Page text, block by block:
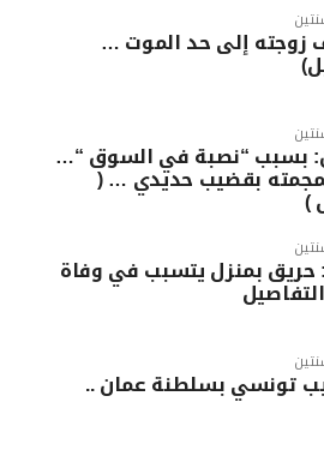
زوجته إلى حد الموت …
بسبب “نصبة في السوق “…
بقضيب حديدي … (
)
حريق بمنزل يتسبب في وفاة
تونسي بسلطنة عمان ..